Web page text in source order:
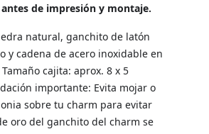
de impresión y montaje.
natural, ganchito de latón
y cadena de acero inoxidable en
cajita: aprox. 8 x 5
importante: Evita mojar o
sobre tu charm para evitar
oro del ganchito del charm se